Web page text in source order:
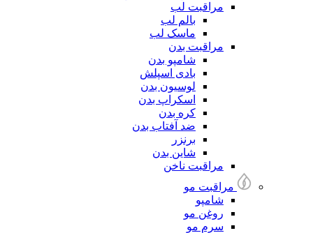
مراقبت لب
بالم لب
ماسک لب
مراقبت بدن
شامپو بدن
بادی اسپلش
لوسیون بدن
اسکراپ بدن
کره بدن
ضد آفتاب بدن
برنزر
شاین بدن
مراقبت ناخن
مراقبت مو
شامپو
روغن مو
سرم مو